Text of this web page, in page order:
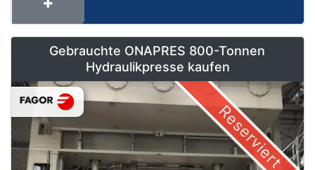
Gebrauchte ONAPRES 800-Tonnen
Hydraulikpresse kaufen
Reserviert